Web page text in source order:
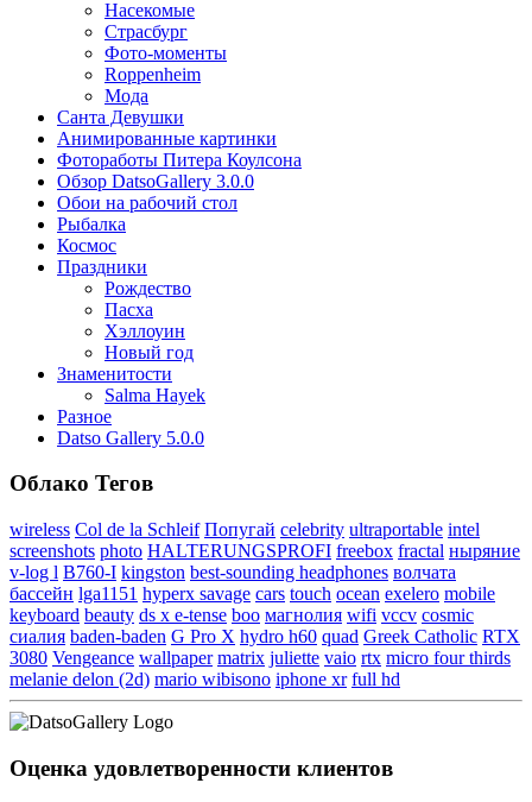
Насекомые
Страсбург
Фото-моменты
Roppenheim
Мода
Санта Девушки
Aнимированные картинки
Фотоработы Питера Коулсона
Обзор DatsoGallery 3.0.0
Обои на рабочий стол
Рыбалка
Космос
Праздники
Рождество
Пасха
Хэллоуин
Новый год
Знаменитости
Salma Hayek
Разное
Datso Gallery 5.0.0
Облако Тегов
wireless Col de la Schleif Попугай celebrity ultraportable intel
screenshots photo HALTERUNGSPROFI freebox fractal ныряние
v-log l B760-I kingston best-sounding headphones волчата
бассейн lga1151 hyperx savage cars touch ocean exelero mobile
keyboard beauty ds x e-tense boo магнолия wifi vccv cosmic
сиалия baden-baden G Pro X hydro h60 quad Greek Catholic RTX
3080 Vengeance wallpaper matrix juliette vaio rtx micro four thirds
melanie delon (2d) mario wibisono iphone xr full hd
Оценка удовлетворенности клиентов